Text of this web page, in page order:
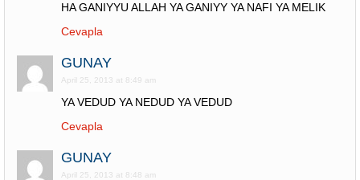
HA GANIYYU ALLAH YA GANIYY YA NAFI YA MELIK
Cevapla
GUNAY
April 25, 2013 at 8:49 am
YA VEDUD YA NEDUD YA VEDUD
Cevapla
GUNAY
April 25, 2013 at 8:48 am